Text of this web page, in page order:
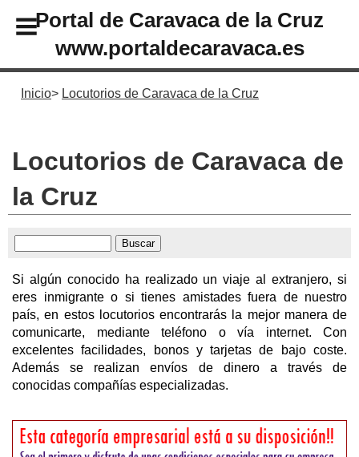
Portal de Caravaca de la Cruz
www.portaldecaravaca.es
Inicio Locutorios de Caravaca de la Cruz
Locutorios de Caravaca de
la Cruz
Si algún conocido ha realizado un viaje al extranjero, si
eres inmigrante o si tienes amistades fuera de nuestro
país, en estos locutorios encontrarás la mejor manera de
comunicarte, mediante teléfono o vía internet. Con
excelentes facilidades, bonos y tarjetas de bajo coste.
Además se realizan envíos de dinero a través de
conocidas compañías especializadas.